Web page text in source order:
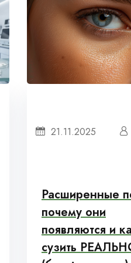
21.11.2025
Расширенные
почему они
появляются и
сузить